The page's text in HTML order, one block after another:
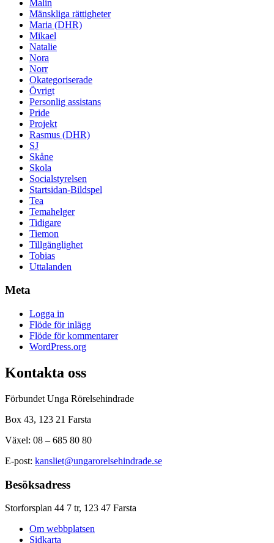
Malin
Mänskliga rättigheter
Maria (DHR)
Mikael
Natalie
Nora
Norr
Okategoriserade
Övrigt
Personlig assistans
Pride
Projekt
Rasmus (DHR)
SJ
Skåne
Skola
Socialstyrelsen
Startsidan-Bildspel
Tea
Temahelger
Tidigare
Tiemon
Tillgänglighet
Tobias
Uttalanden
Meta
Logga in
Flöde för inlägg
Flöde för kommentarer
WordPress.org
Kontakta oss
Förbundet Unga Rörelsehindrade
Box 43, 123 21 Farsta
Växel: 08 – 685 80 80
E-post: kansliet@ungarorelsehindrade.se
Besöksadress
Storforsplan 44 7 tr, 123 47 Farsta
Om webbplatsen
Sidkarta